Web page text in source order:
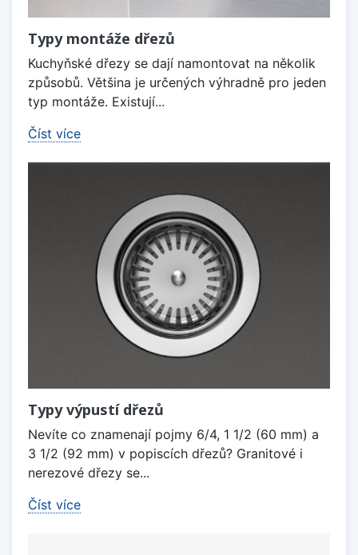
Typy montáže dřezů
Kuchyňské dřezy se dají namontovat na několik
způsobů. Většina je určených výhradně pro jeden
typ montáže. Existují...
Číst více
Typy výpustí dřezů
Nevíte co znamenají pojmy 6/4, 1 1/2 (60 mm) a
3 1/2 (92 mm) v popiscích dřezů? Granitové i
nerezové dřezy se...
Číst více